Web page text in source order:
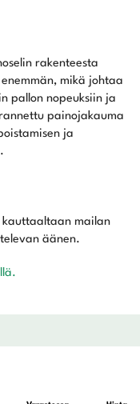
rakenteesta
mikä johtaa
pallon nopeuksiin ja
painojakauma
ja
kauttaaltaan mailan
äänen.